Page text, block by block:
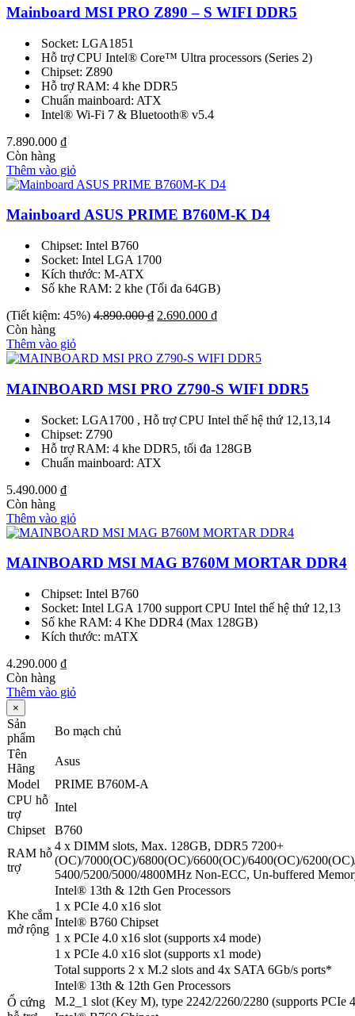
Mainboard MSI PRO Z890 – S WIFI DDR5
Socket: LGA1851
Hỗ trợ CPU Intel® Core™ Ultra processors (Series 2)
Chipset: Z890
Hỗ trợ RAM: 4 khe DDR5
Chuẩn mainboard: ATX
Intel® Wi-Fi 7 & Bluetooth® v5.4
7.890.000 ₫
Còn hàng
Thêm vào giỏ
Mainboard ASUS PRIME B760M-K D4
Chipset: Intel B760
Socket: Intel LGA 1700
Kích thước: M-ATX
Số khe RAM: 2 khe (Tối đa 64GB)
(Tiết kiệm: 45%) 4.890.000₫ Giá
4.890.000 ₫.
2.690.000 ₫Giá
là:
Còn hàng
Thêm vào giỏ
MAINBOARD MSI PRO Z790-S WIFI DDR5
Socket: LGA1700 , Hỗ trợ CPU Intel thế hệ thứ 12,13,14
Chipset: Z790
Hỗ trợ RAM: 4 khe DDR5, tối đa 128GB
Chuẩn mainboard: ATX
5.490.000 ₫
Còn hàng
Thêm vào giỏ
MAINBOARD MSI MAG B760M MORTAR DDR4
Chipset: Intel B760
Socket: Intel LGA 1700 support CPU Intel thế hệ thứ 12,13
Số khe RAM: 4 Khe DDR4 (Max 128GB)
Kích thước: mATX
4.290.000 ₫
Còn hàng
Thêm vào giỏ
×
Sản
phẩm
Bo mạch chủ
Tên
Hãng
Asus
Model
PRIME B760M-A
CPU hỗ
trợ
Intel
Chipset
B760
RAM hỗ
trợ
4 x DIMM slots, Max. 128GB, DDR5 7200+
(OC)/7000(OC)/6800(OC)/6600(OC)/6400(OC)/
5400/5200/5000/4800MHz Non-ECC, Un-buffered
Khe cắm
mở rộng
Intel® 13th & 12th Gen Processors
1 x PCIe 4.0 x16 slot
Intel® B760 Chipset
1 x PCIe 4.0 x16 slot (supports x4 mode)
1 x PCIe 4.0 x16 slot (supports x1 mode)
Ổ cứng
Total supports 2 x M.2 slots and 4x SATA 6Gb/s ports*
Intel® 13th & 12th Gen Processors
M.2_1 slot (Key M), type 2242/2260/2280 (supports PCIe